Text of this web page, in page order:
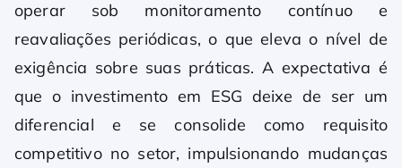
operar sob monitoramento contínuo e
reavaliações periódicas, o que eleva o nível de
exigência sobre suas práticas. A expectativa é
que o investimento em ESG deixe de ser um
diferencial e se consolide como requisito
competitivo no setor, impulsionando mudanças